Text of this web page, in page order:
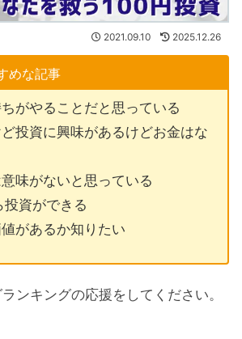
2021.09.10 2025.12.26
めな記事
がやることだと思っている
ど投資に興味があるけどお金はな
味がないと思っている
投資ができる
があるか知りたい
ンキングの応援をしてください。